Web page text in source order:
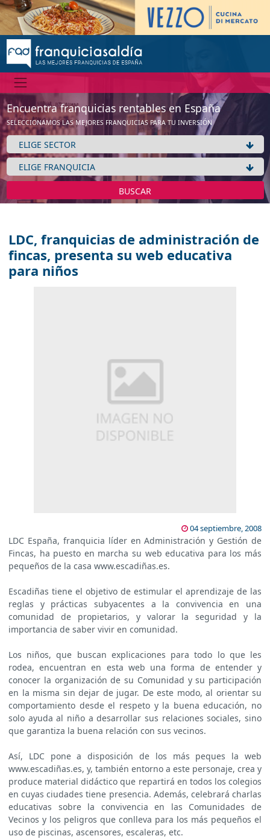
Encuentra franquicias rentables en España
SELECCIONAMOS LAS MEJORES FRANQUICIAS PARA TU INVERSIÓN
BUSCAR
LDC, franquicias de administración de
fincas, presenta su web educativa
para niños
04 septiembre, 2008
LDC España, franquicia líder en Administración y Gestión de
Fincas, ha puesto en marcha su web educativa para los más
pequeños de la casa www.escadiñas.es.
Escadiñas tiene el objetivo de estimular el aprendizaje de las
reglas y prácticas subyacentes a la convivencia en una
comunidad de propietarios, y valorar la seguridad y la
importancia de saber vivir en comunidad.
Los niños, que buscan explicaciones para todo lo que les
rodea, encuentran en esta web una forma de entender y
conocer la organización de su Comunidad y su participación
en la misma sin dejar de jugar. De este modo, al orientar su
comportamiento desde el respeto y la buena educación, no
solo ayuda al niño a desarrollar sus relaciones sociales, sino
que garantiza la buena relación con sus vecinos.
Así, LDC pone a disposición de los más peques la web
www.escadiñas.es, y, también entorno a este personaje, crea y
produce material didáctico que repartirá en todos los colegios
en cuyas ciudades tiene presencia. Además, celebrará charlas
educativas sobre la convivencia en las Comunidades de
Vecinos y los peligros que conlleva para los más pequeños el
uso de piscinas, ascensores, escaleras, etc.